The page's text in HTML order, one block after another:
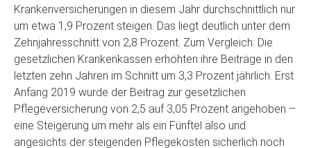
Krankenversicherungen in diesem Jahr durchschnittlich nur
um etwa 1,9 Prozent steigen. Das liegt deutlich unter dem
Zehnjahresschnitt von 2,8 Prozent. Zum Vergleich: Die
gesetzlichen Krankenkassen erhöhten ihre Beiträge in den
letzten zehn Jahren im Schnitt um 3,3 Prozent jährlich. Erst
Anfang 2019 wurde der Beitrag zur gesetzlichen
Pflegeversicherung von 2,5 auf 3,05 Prozent angehoben –
eine Steigerung um mehr als ein Fünftel also und
angesichts der steigenden Pflegekosten sicherlich noch